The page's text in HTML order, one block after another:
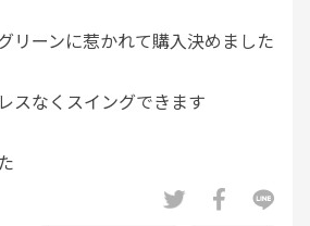
リーンに惹かれて購入決めました
スなくスイングできます